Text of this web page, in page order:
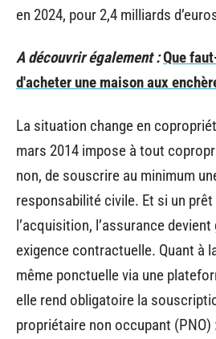
en 2024, pour 2,4 milliards
A découvrir également :Que
d'acheter une maison aux
La situation change en
mars 2014 impose à tout
non, de souscrire au minimum
responsabilité civile. Et si un
l’acquisition, l’assurance
exigence contractuelle. Quant à
même ponctuelle via une
elle rend obligatoire la
propriétaire non occupant